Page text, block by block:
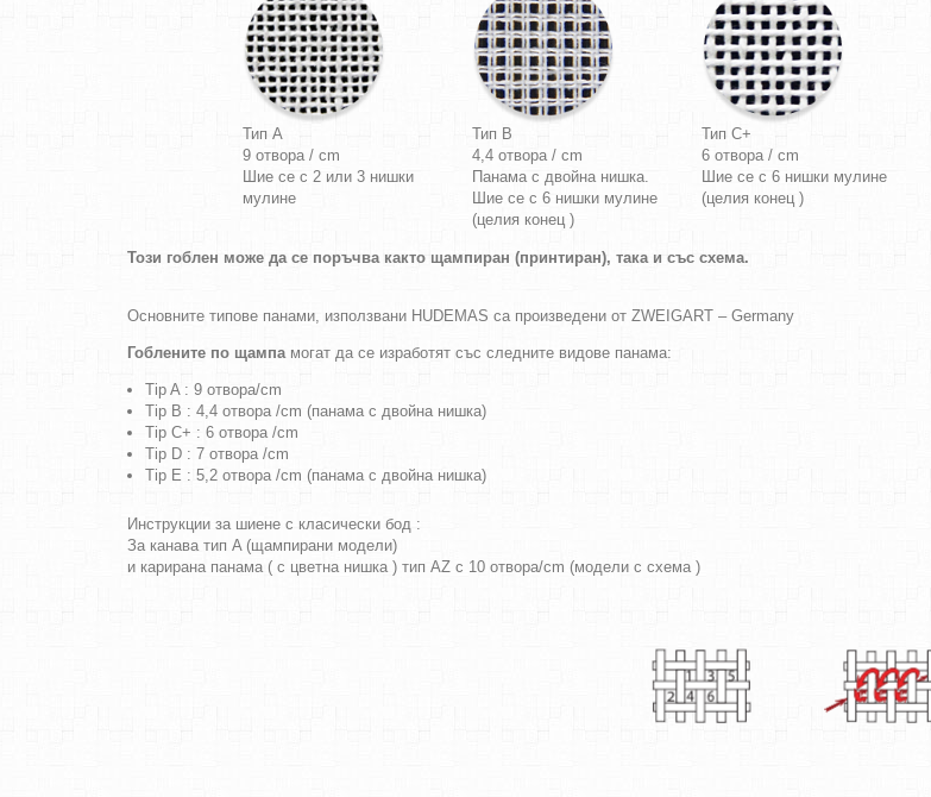
Тип A
9 отвора / cm
Шие се с 2 или 3 нишки
мулине
Тип B
4,4 отвора / cm
Панама с двойна нишка.
Шие се с 6 нишки мулине
(целия конец )
Тип C+
6 отвора / cm
Шие се с 6 нишки мулине
(целия конец )
Този гоблен може да се поръчва както щампиран (принтиран), така и със схема.
Основните типове панами, използвани HUDEMAS са произведени от ZWEIGART – Germany
Гоблените по щампамогат да се изработят със следните видове панама:
Tip A : 9 отвора/cm
Tip B : 4,4 отвора /cm (панама с двойна нишка)
Tip C+ : 6 отвора /cm
Tip D : 7 отвора /cm
Tip E : 5,2 отвора /cm (панама с двойна нишка)
Инструкции за шиене с класически бод :
За канава тип A (щампирани модели)
и карирана панама ( с цветна нишка ) тип AZ с 10 отвора/cm (модели с схема )